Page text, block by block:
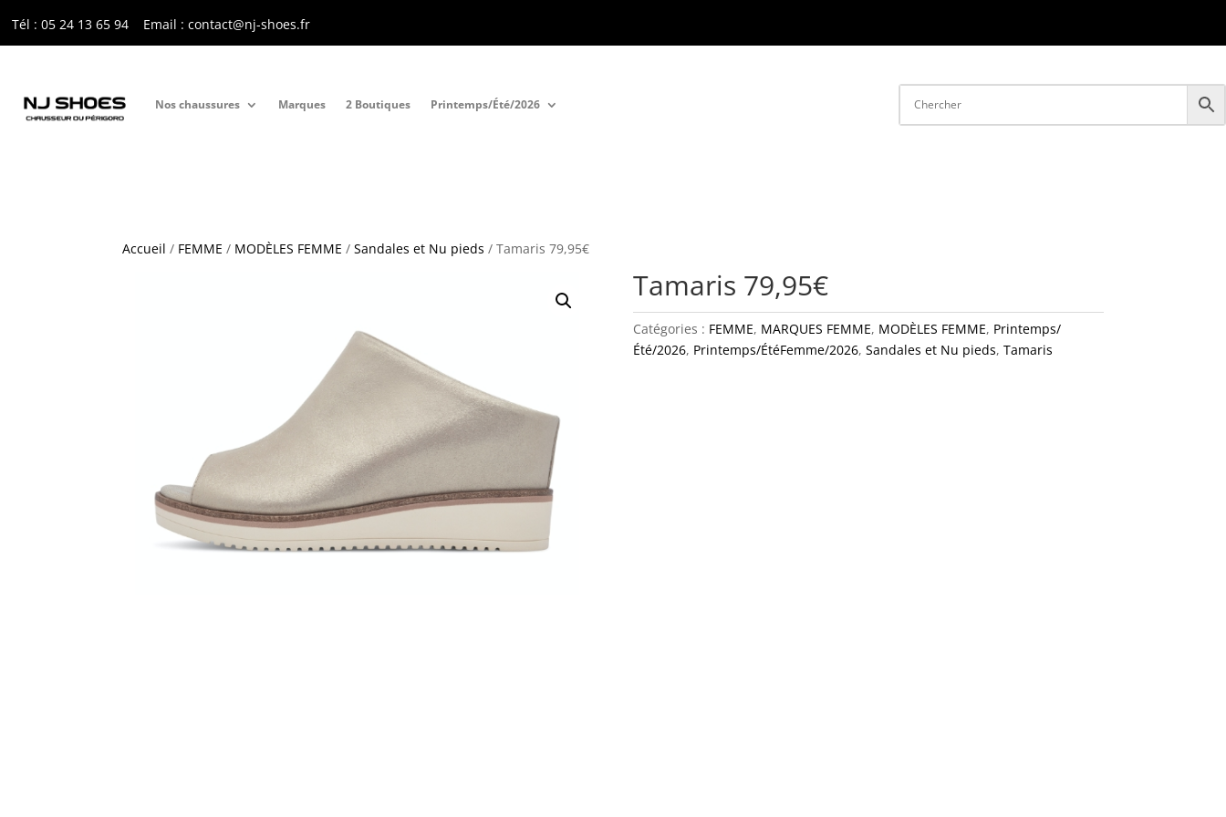
Tél : 05 24 13 65 94 Email : contact@nj-shoes.fr
Nos chaussures Marques 2 Boutiques Printemps/Été/2026
Accueil / FEMME / MODÈLES FEMME /Sandales et Nu pieds / Tamaris 79,95€
Tamaris 79,95€
Catégories : FEMME, MARQUES FEMME, MODÈLES FEMME, Printemps/
Été/2026, Printemps/ÉtéFemme/2026, Sandales et Nu pieds, Tamaris